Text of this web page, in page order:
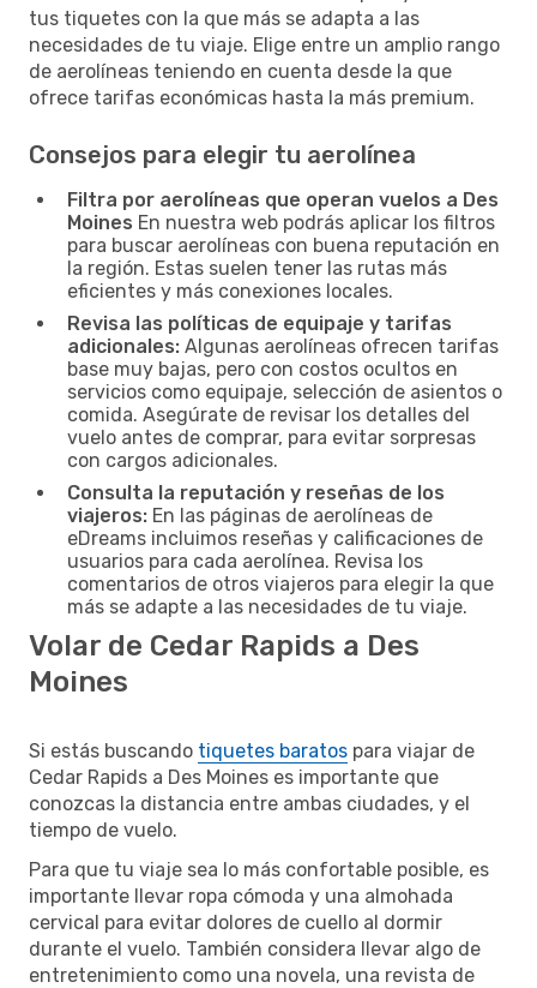
tus tiquetes con la que más se adapta a las
necesidades de tu viaje. Elige entre un amplio rango
de aerolíneas teniendo en cuenta desde la que
ofrece tarifas económicas hasta la más premium.
Consejos para elegir tu aerolínea
Filtra por aerolíneas que operan vuelos a Des
Moines En nuestra web podrás aplicar los filtros
para buscar aerolíneas con buena reputación en
la región. Estas suelen tener las rutas más
eficientes y más conexiones locales.
Revisa las políticas de equipaje y tarifas
adicionales: Algunas aerolíneas ofrecen tarifas
base muy bajas, pero con costos ocultos en
servicios como equipaje, selección de asientos o
comida. Asegúrate de revisar los detalles del
vuelo antes de comprar, para evitar sorpresas
con cargos adicionales.
Consulta la reputación y reseñas de los
viajeros: En las páginas de aerolíneas de
eDreams incluimos reseñas y calificaciones de
usuarios para cada aerolínea. Revisa los
comentarios de otros viajeros para elegir la que
más se adapte a las necesidades de tu viaje.
Volar de Cedar Rapids a Des
Moines
Si estás buscando tiquetes baratos para viajar de
Cedar Rapids a Des Moines es importante que
conozcas la distancia entre ambas ciudades, y el
tiempo de vuelo.
Para que tu viaje sea lo más confortable posible, es
importante llevar ropa cómoda y una almohada
cervical para evitar dolores de cuello al dormir
durante el vuelo. También considera llevar algo de
entretenimiento como una novela, una revista de